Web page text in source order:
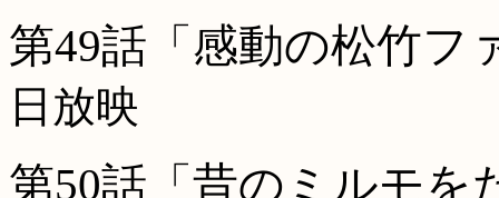
第49話「感動の松竹フ
日放映
第50話「昔のミルモを